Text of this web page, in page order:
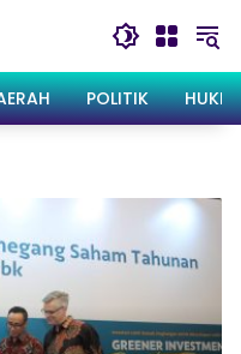
POLITIK